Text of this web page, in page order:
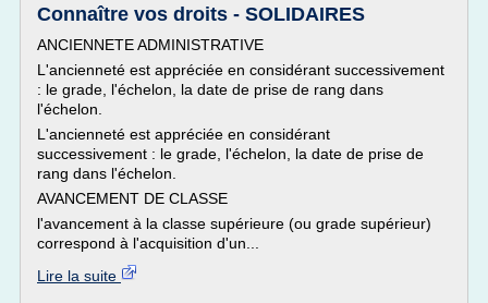
Connaître vos droits - SOLIDAIRES
ANCIENNETE ADMINISTRATIVE
L'ancienneté est appréciée en considérant successivement
: le grade, l'échelon, la date de prise de rang dans
l'échelon.
L'ancienneté est appréciée en considérant
successivement : le grade, l'échelon, la date de prise de
rang dans l'échelon.
AVANCEMENT DE CLASSE
l'avancement à la classe supérieure (ou grade supérieur)
correspond à l'acquisition d'un...
Lire la suite